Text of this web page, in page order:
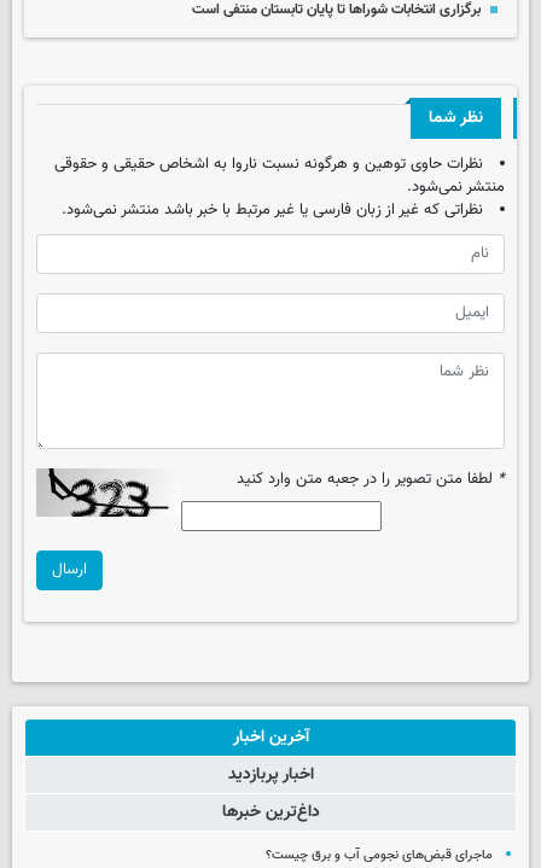
برگزاری انتخابات شوراها تا پایان تابستان منتفی است
نظر شما
نظرات حاوی توهین و هرگونه نسبت ناروا به اشخاص حقیقی و حقوقی
منتشر نمی‌شود.
نظراتی که غیر از زبان فارسی یا غیر مرتبط با خبر باشد منتشر نمی‌شود.
* لطفا متن تصویر را در جعبه متن وارد کنید
ارسال
آخرین اخبار
اخبار پربازدید
داغ‌ترین خبرها
ماجرای قبض‌های نجومی آب و برق چیست؟